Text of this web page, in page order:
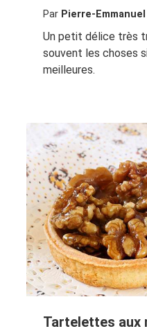
Par Pierre-
Un petit délice très
souvent les choses
meilleures.
Tartelettes aux